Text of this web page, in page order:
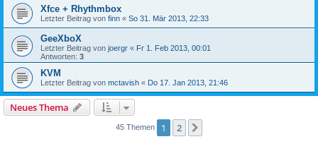
Xfce + Rhythmbox
Letzter Beitrag von finn « So 31. Mär 2013, 22:33
GeeXboX
Letzter Beitrag von joergr « Fr 1. Feb 2013, 00:01
Antworten: 3
KVM
Letzter Beitrag von mctavish « Do 17. Jan 2013, 21:46
Neues Thema
45 Themen 1 2